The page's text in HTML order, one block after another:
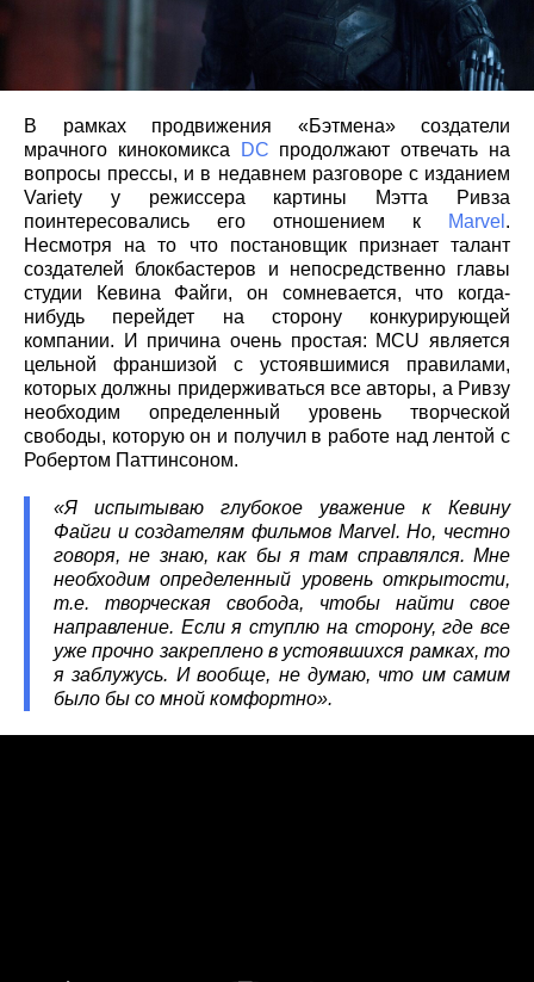
В рамках продвижения «Бэтмена» создатели
мрачного кинокомикса
DC продолжают отвечать на
вопросы прессы, и в недавнем разговоре с изданием
Variety у режиссера картины Мэтта Ривза
поинтересовались его отношением к
Marvel .
Несмотря на то что постановщик признает талант
создателей блокбастеров и непосредственно главы
студии Кевина Файги, он сомневается, что когда-
нибудь перейдет на сторону конкурирующей
компании. И причина очень простая: MCU является
цельной франшизой с устоявшимися правилами,
которых должны придерживаться все авторы, а Ривзу
необходим определенный уровень творческой
свободы, которую он и получил в работе над лентой с
Робертом Паттинсоном.
«Я испытываю глубокое уважение к Кевину
Файги и создателям фильмов Marvel. Но, честно
говоря, не знаю, как бы я там справлялся. Мне
необходим определенный уровень открытости,
т.е. творческая свобода, чтобы найти свое
направление. Если я ступлю на сторону, где все
уже прочно закреплено в устоявшихся рамках, то
я заблужусь. И вообще, не думаю, что им самим
было бы со мной комфортно».